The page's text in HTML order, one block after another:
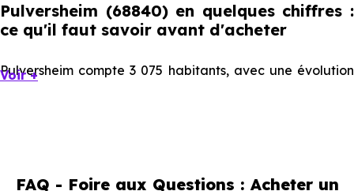
Pulversheim (68840) en quelques chiffres :
ce qu'il faut savoir avant d'acheter
Pulversheim compte 3 075 habitants, avec une évolution
Voir +
FAQ - Foire aux Questions : Acheter un